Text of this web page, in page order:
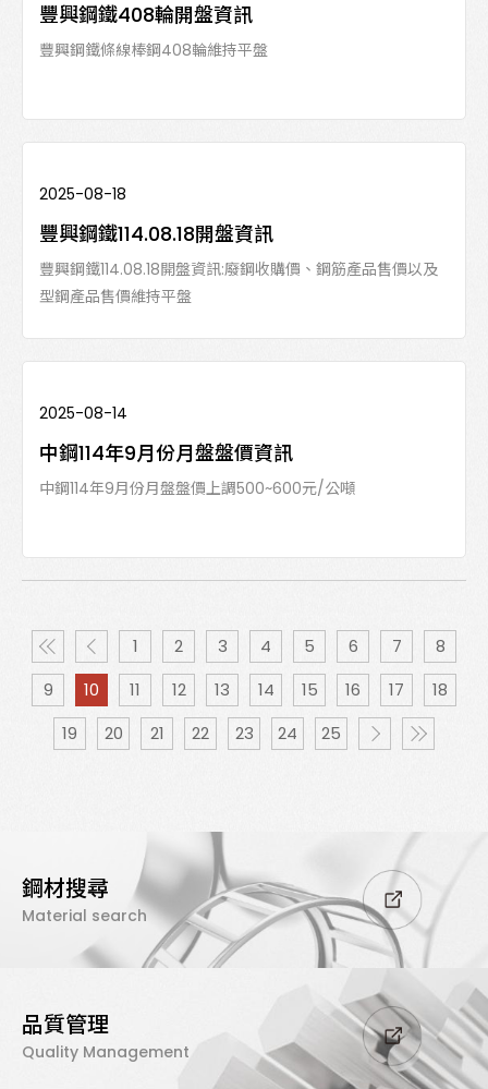
豐興鋼鐵408輪開盤資訊
豐興鋼鐵條線棒鋼408輪維持平盤
2025-08-18
豐興鋼鐵114.08.18開盤資訊
豐興鋼鐵114.08.18開盤資訊:廢鋼收購價、鋼筋產品售價以及
型鋼產品售價維持平盤
2025-08-14
中鋼114年9月份月盤盤價資訊
中鋼114年9月份月盤盤價上調500~600元/公噸
1 2 3 4 5 6 7
8
9
10 11 12 13 14 15 16 17
18
19
20 21 22 23 24 25
鋼材搜尋
Material search
品質管理
Quality Management